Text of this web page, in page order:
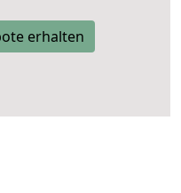
erhalten